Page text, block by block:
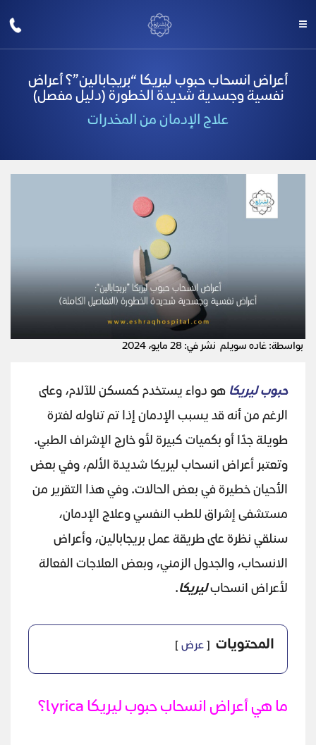
أعراض انسحاب حبوب ليريكا “بريجابالين”؟ أعراض
نفسية وجسدية شديدة الخطورة (دليل مفصل)
علاج الإدمان من المخدرات
بواسطة: غاده سويلم نشر في: 28 مايو، 2024
حبوب ليريكا هو دواء يستخدم كمسكن للآلام، وعلى
الرغم من أنه قد يسبب الإدمان إذا تم تناوله لفترة
طويلة جدًا أو بكميات كبيرة لأو خارج الإشراف الطبي.
وتعتبر أعراض انسحاب ليريكا شديدة الألم، وفي بعض
الأحيان خطيرة في بعض الحالات. وفي هذا التقرير من
مستشفى إشراق للطب النفسي وعلاج الإدمان،
سنلقي نظرة على طريقة عمل بريجابالين، وأعراض
الانسحاب، والجدول الزمني، وبعض العلاجات الفعالة
لأعراض انسحابليريكا.
المحتويات عرض
ما هي أعراض انسحاب حبوب ليريكا lyrica؟